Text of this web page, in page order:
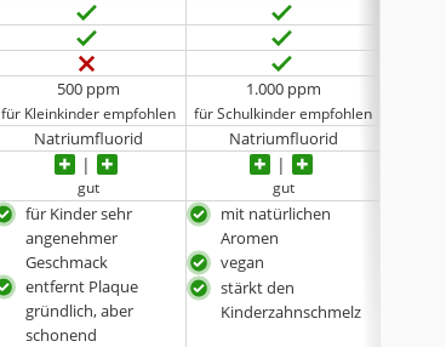
500 ppm
für Kleinkinder empfohlen
1.000 ppm
für Schulkinder empfohlen
Natriumfluorid Natriumfluorid
gut gut
für Kinder sehr
angenehmer
Geschmack
entfernt Plaque
gründlich, aber
schonend
mit natürlichen
Aromen
vegan
stärkt den
Kinderzahnschmelz